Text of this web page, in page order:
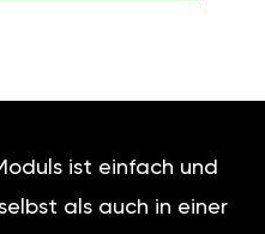
ist einfach und
als auch in einer